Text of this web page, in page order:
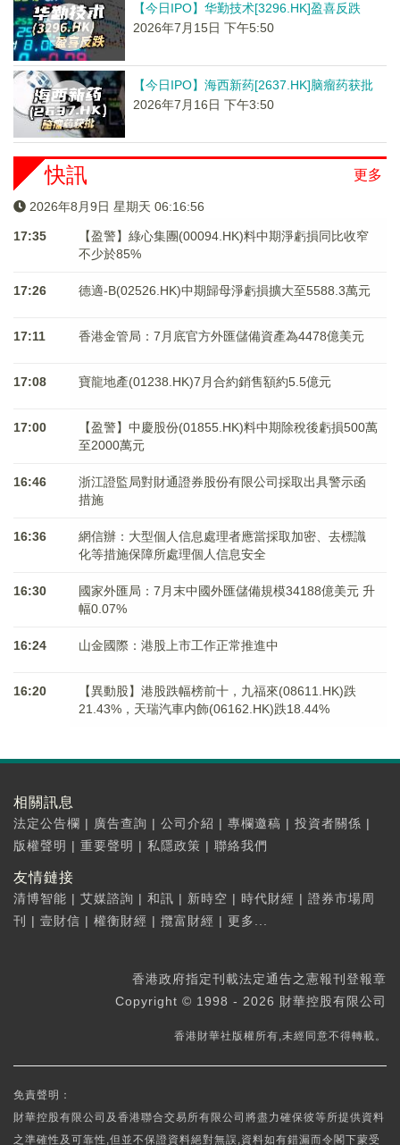
【今日IPO】华勤技术[3296.HK]盈喜反跌
2026年7月15日 下午5:50
【今日IPO】海西新药[2637.HK]脑瘤药获批
2026年7月16日 下午3:50
更多
快訊
2026年8月9日 星期天 06:16:56
17:35
【盈警】綠心集團(00094.HK)料中期淨虧損同比收窄
不少於85%
17:26 德適-B(02526.HK)中期歸母淨虧損擴大至5588.3萬元
17:11 香港金管局：7月底官方外匯儲備資產為4478億美元
17:08 寶龍地產(01238.HK)7月合約銷售額約5.5億元
17:00
【盈警】中慶股份(01855.HK)料中期除稅後虧損500萬
至2000萬元
16:46
浙江證監局對財通證券股份有限公司採取出具警示函
措施
16:36
網信辦：大型個人信息處理者應當採取加密、去標識
化等措施保障所處理個人信息安全
16:30
國家外匯局：7月末中國外匯儲備規模34188億美元 升
幅0.07%
16:24 山金國際：港股上市工作正常推進中
16:20
【異動股】港股跌幅榜前十，九福來(08611.HK)跌
21.43%，天瑞汽車内飾(06162.HK)跌18.44%
相關訊息
法定公告欄 | 廣告查詢 | 公司介紹 | 專欄邀稿 | 投資者關係 |
版權聲明 | 重要聲明 | 私隱政策 | 聯絡我們
友情鏈接
清博智能 | 艾媒諮詢 | 和訊 | 新時空 | 時代財經 | 證券市場周
刊
| 壹財信 | 權衡財經 | 攬富財經 | 更多...
香港政府指定刊載法定通告之憲報刊登報章
Copyright © 1998 - 2026 財華控股有限公司
香港財華社版權所有,未經同意不得轉載。
免責聲明：
財華控股有限公司及香港聯合交易所有限公司將盡力確保彼等所提供資料
之準確性及可靠性,但並不保證資料絕對無誤,資料如有錯漏而令閣下蒙受